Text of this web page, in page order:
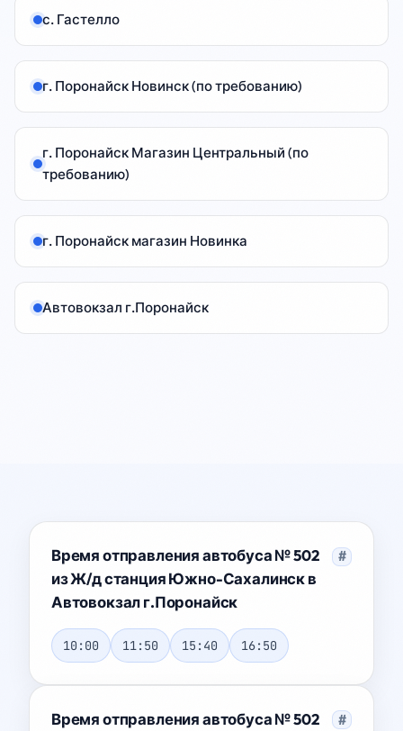
с. Гастелло
г. Поронайск Новинск (по требованию)
г. Поронайск Магазин Центральный (по
требованию)
г. Поронайск магазин Новинка
Автовокзал г.Поронайск
Время отправления автобуса № 502
из Ж/д станция Южно-Сахалинск в
Автовокзал г.Поронайск
#
10:00 11:50 15:40 16:50
Время отправления автобуса № 502
#